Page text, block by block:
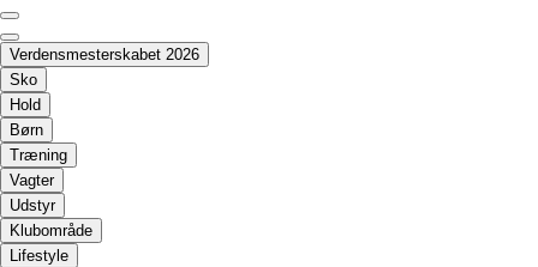
Verdensmesterskabet 2026
Sko
Hold
Børn
Træning
Vagter
Udstyr
Klubområde
Lifestyle